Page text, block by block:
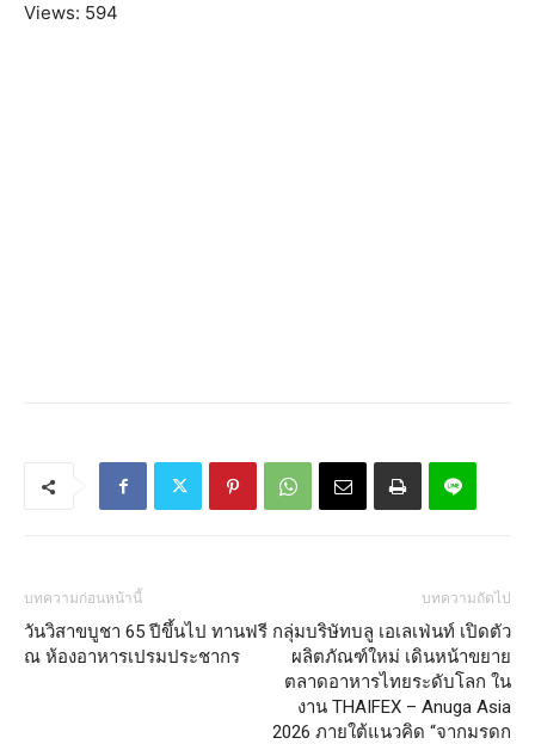
Views: 594
บทความก่อนหน้านี้
วันวิสาขบูชา 65 ปีขึ้นไป ทานฟรี
ณ ห้องอาหารเปรมประชากร
บทความถัดไป
กลุ่มบริษัทบลู เอเลเฟ่นท์ เปิดตัว
ผลิตภัณฑ์ใหม่ เดินหน้าขยาย
ตลาดอาหารไทยระดับโลก ใน
งาน THAIFEX – Anuga Asia
2026 ภายใต้แนวคิด “จากมรดก